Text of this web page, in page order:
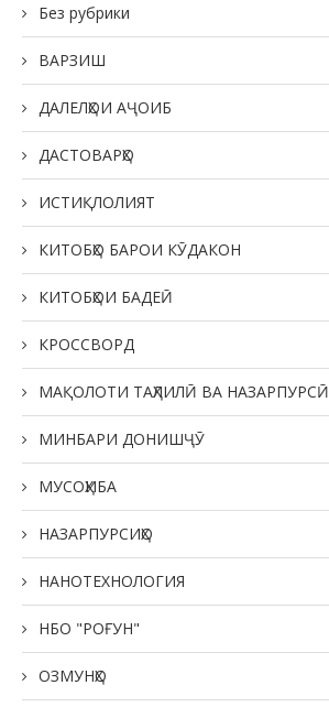
Без рубрики
ВАРЗИШ
ДАЛЕЛҲОИ АҶОИБ
ДАСТОВАРҲО
ИСТИҚЛОЛИЯТ
КИТОБҲО БАРОИ КӮДАКОН
КИТОБҲОИ БАДЕӢ
КРОССВОРД
МАҚОЛОТИ ТАҲЛИЛӢ ВА НАЗАРПУРСӢ
МИНБАРИ ДОНИШҶӮ
МУСОҲИБА
НАЗАРПУРСИҲО
НАНОТЕХНОЛОГИЯ
НБО "РОҒУН"
ОЗМУНҲО